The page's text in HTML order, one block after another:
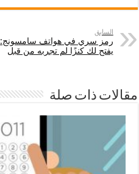
السابق
رمز سري في هواتف سامسونج:
يفتح لك كنزًا لم تجربه من قبل
مقالات ذات صلة